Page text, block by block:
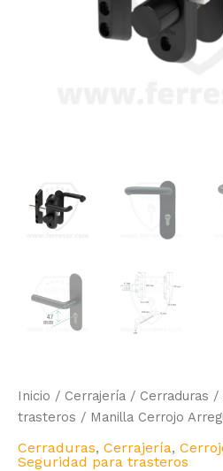
Inicio / Cerrajería / Cerraduras /
trasteros / Manilla Cerrojo
Cerraduras, Cerrajería,
Seguridad para trasteros